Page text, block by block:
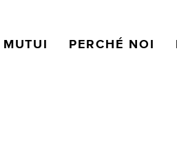
MUTUI PERCHÉ NOI